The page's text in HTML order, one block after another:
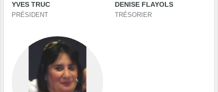
YVES TRUC
PRÉSIDENT
DENISE FLAYOLS
TRÉSORIER